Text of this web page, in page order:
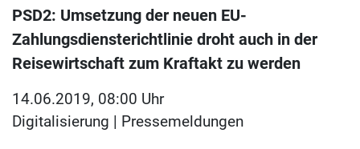
PSD2: Umsetzung der neuen EU-
Zahlungsdiensterichtlinie droht auch in der
Reisewirtschaft zum Kraftakt zu werden
14.06.2019, 08:00 Uhr
Digitalisierung | Pressemeldungen